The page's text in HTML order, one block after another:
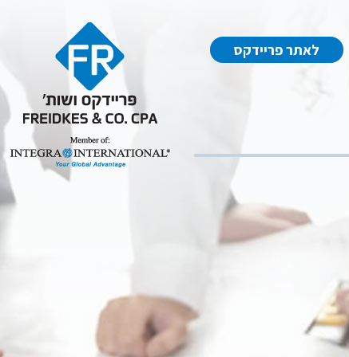
לאתר פריידקס